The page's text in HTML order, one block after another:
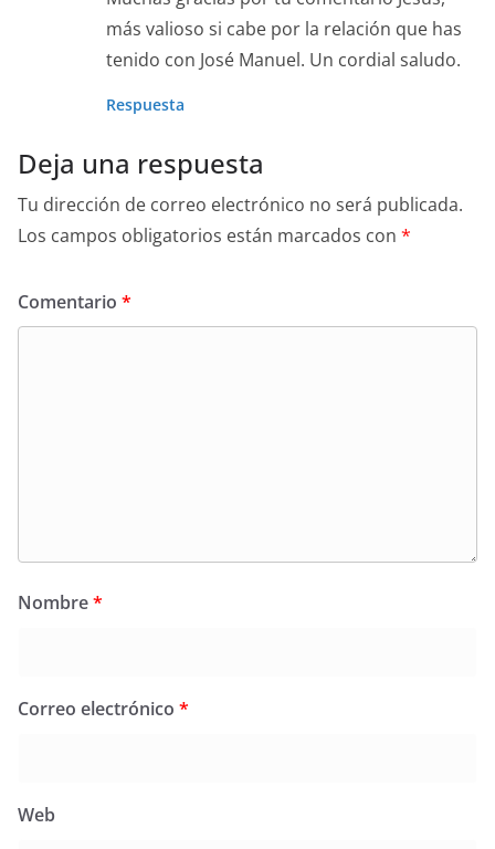
más valioso si cabe por la relación que has
tenido con José Manuel. Un cordial saludo.
Respuesta
Deja una respuesta
Tu dirección de correo electrónico no será publicada.
Los campos obligatorios están marcados con *
Comentario *
Nombre*
Correo electrónico *
Web